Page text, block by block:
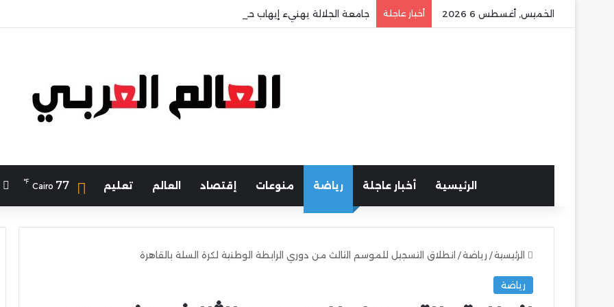
الخميس, أغسطس 6 2026 أخبار عاجلة جامعة الجلالة يهنيء إيهاب حسانين لتعيينه أمينًا عامًا لمجلس الجامعات الخاصة
الرئيسية أخبار عاجلة رياضة منوعات إقتصاد العالم تعليم Cairo 77
℉
الرئيسية/ رياضة/ انطلاق التسجيل للموسم الثالث من دوري الرابطة الوطنية لكرة السلة بالقاهرة
رياضة